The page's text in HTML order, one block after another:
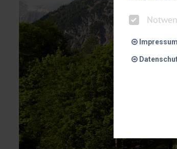
Impressum
Diese
möchten, um